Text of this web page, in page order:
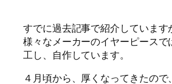
すでに過去記事で紹介しています
様々なメーカーのイヤーピースで
工し、自作しています。
４月頃から、厚くなってきたの